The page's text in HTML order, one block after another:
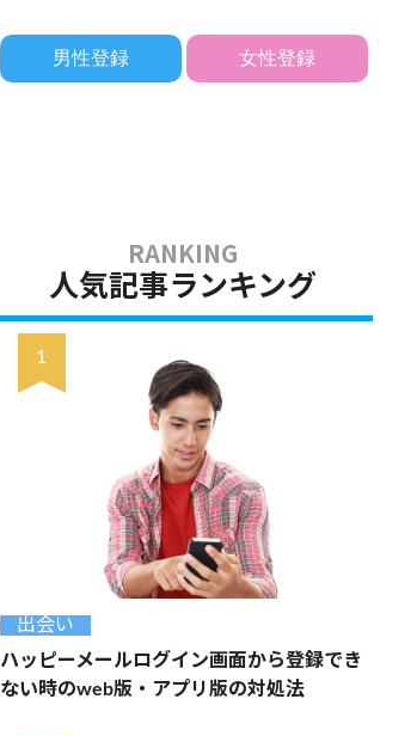
男性登録 女性登録
人気記事ランキング
出会い
ハッピーメールログイン画面から登録でき
ない時のweb版・アプリ版の対処法